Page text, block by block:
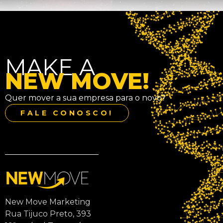
MAKE A
NEW MOVE!
Quer mover a sua empresa para o novo?
FALE CONOSCO!
New Move Marketing
Rua Tijuco Preto, 393